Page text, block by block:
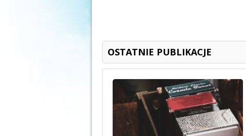
OSTATNIE PUBLIKACJE